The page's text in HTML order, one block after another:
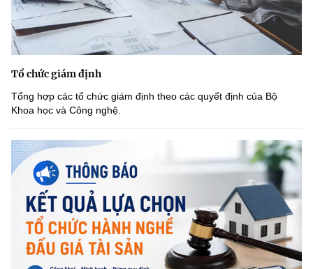
Tổ chức giám định
Tổng hợp các tổ chức giám định theo các quyết định của Bộ
Khoa học và Công nghệ.